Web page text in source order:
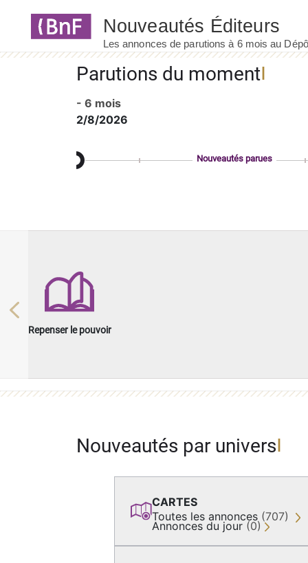
Parutions du moment
- 6 mois
2/8/2026
Nouveautés parues
Repenser le pouvoir
Previous
Nouveautés par univers
CARTES
Toutes les annonces (707)
Annonces du jour (0)